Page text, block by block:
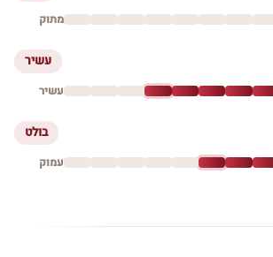
מתוק
עשיר
עשיר
בולט
עמוק